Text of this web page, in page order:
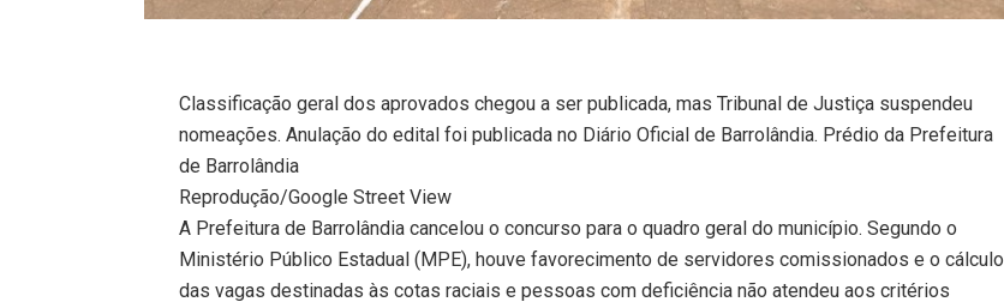
Classificação geral dos aprovados chegou a ser publicada, mas Tribunal de Justiça suspendeu
nomeações. Anulação do edital foi publicada no Diário Oficial de Barrolândia. Prédio da Prefeitura
de Barrolândia
Reprodução/Google Street View
A Prefeitura de Barrolândia cancelou o concurso para o quadro geral do município. Segundo o
Ministério Público Estadual (MPE), houve favorecimento de servidores comissionados e o cálculo
das vagas destinadas às cotas raciais e pessoas com deficiência não atendeu aos critérios